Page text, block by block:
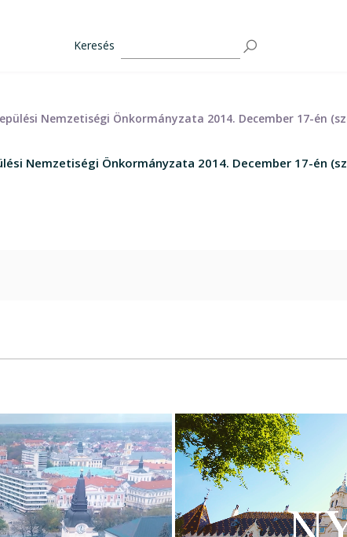
Keresés
Nemzetiségi Önkormányzata 2014. December 17-én
Nemzetiségi Önkormányzata 2014. December 17-én